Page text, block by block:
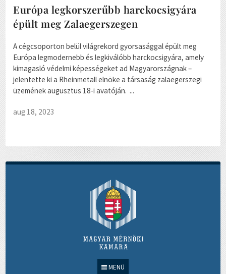
MENÜ
Európa legkorszerűbb harckocsigyára
épült meg Zalaegerszegen
A cégcsoporton belül világrekord gyorsasággal épült meg
Európa legmodernebb és legkiválóbb harckocsigyára, amely
kimagasló védelmi képességeket ad Magyarországnak –
jelentette ki a Rheinmetall elnöke a társaság zalaegerszegi
üzemének augusztus 18-i avatóján. ...
aug 18, 2023